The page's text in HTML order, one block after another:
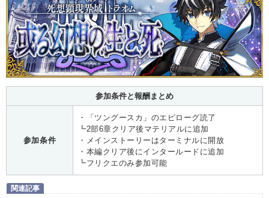
参加条件と報酬まとめ
参加条件
・「ツングースカ」のエピローグ読了
┗2部6章クリア後マテリアルに追加
・メインストーリーはターミナルに開放
・本編クリア後にインタールードに追加
┗フリクエのみ参加可能